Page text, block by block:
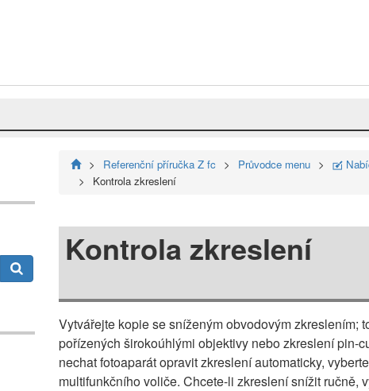
Referenční příručka Z fc Průvodce menu N
Kontrola zkreslení
Kontrola zkreslení
Vytvářejte kopie se sníženým obvodovým zkreslením;
pořízených širokoúhlými objektivy nebo zkreslení pin-
nechat fotoaparát opravit zkreslení automaticky,
multifunkčního voliče. Chcete-li zkreslení snížit ručně,